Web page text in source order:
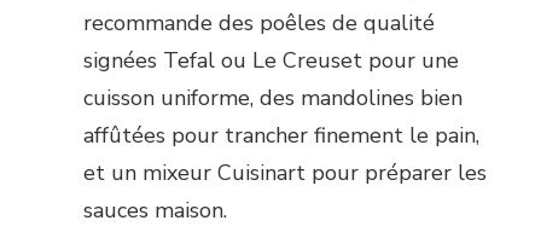
recommande des poêles de qualité
signées Tefal ou Le Creuset pour une
cuisson uniforme, des mandolines bien
affûtées pour trancher finement le pain,
et un mixeur Cuisinart pour préparer les
sauces maison.